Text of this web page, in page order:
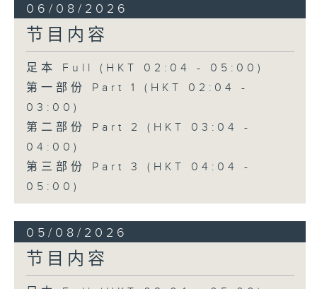
06/08/2026
节目内容
足本 Full (HKT 02:04 - 05:00)
第一部份 Part 1 (HKT 02:04 -
03:00)
第二部份 Part 2 (HKT 03:04 -
04:00)
第三部份 Part 3 (HKT 04:04 -
05:00)
05/08/2026
节目内容